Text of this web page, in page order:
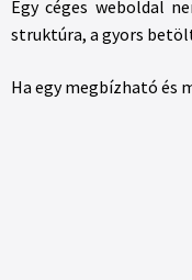
Egy céges weboldal
struktúra, a gyors
Ha egy megbízható és